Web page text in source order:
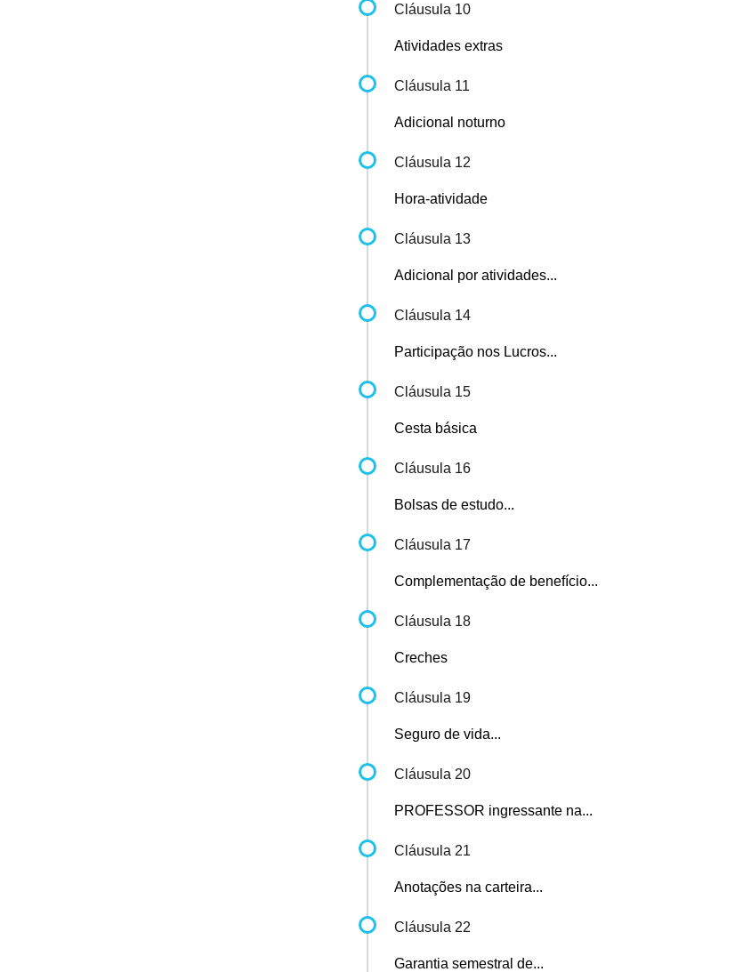
Cláusula 10
Atividades extras
Cláusula 11
Adicional noturno
Cláusula 12
Hora-atividade
Cláusula 13
Adicional por atividades...
Cláusula 14
Participação nos Lucros...
Cláusula 15
Cesta básica
Cláusula 16
Bolsas de estudo...
Cláusula 17
Complementação de benefício...
Cláusula 18
Creches
Cláusula 19
Seguro de vida...
Cláusula 20
PROFESSOR ingressante na...
Cláusula 21
Anotações na carteira...
Cláusula 22
Garantia semestral de...